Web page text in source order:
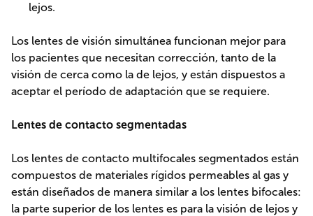
lejos.
Los lentes de visión simultánea funcionan mejor para
los pacientes que necesitan corrección, tanto de la
visión de cerca como la de lejos, y están dispuestos a
aceptar el período de adaptación que se requiere.
Lentes de contacto segmentadas
Los lentes de contacto multifocales segmentados están
compuestos de materiales rígidos permeables al gas y
están diseñados de manera similar a los lentes bifocales:
la parte superior de los lentes es para la visión de lejos y